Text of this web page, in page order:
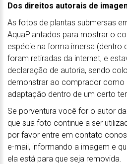
Dos direitos autorais de
As fotos de plantas submersas
AquaPlantados para mostrar o
espécie na forma imersa (dentro
foram retiradas da internet, e
declaração de autoria, sendo
demonstrar ao comprador como
adaptação dentro de um certo
Se porventura você for o autor
que sua foto continue a ser
por favor entre em contato
e-mail, informando a imagem e
ela está para que seja removida.